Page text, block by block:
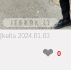
Įkelta 2024.01.03
❤ 0